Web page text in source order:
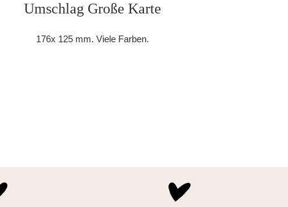
Umschlag Große Karte
176x 125 mm. Viele Farben.